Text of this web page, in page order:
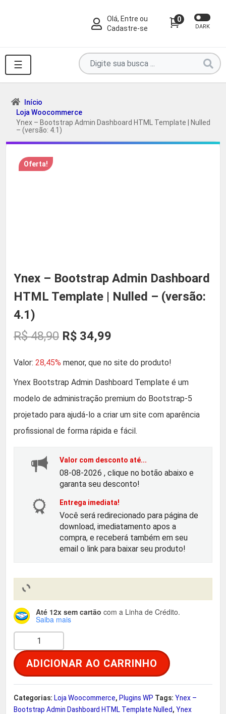
Olá, Entre ou
Cadastre-se
0
DARK
☰
Pesquise
por
produtos
...
Início
Loja Woocommerce
Ynex – Bootstrap Admin Dashboard HTML Template | Nulled
– (versão: 4.1)
Oferta!
Ynex – Bootstrap Admin Dashboard
HTML Template | Nulled – (versão:
4.1)
R$48,90 O
p
r
ç
o
o
r
i
g
i
n
a
l
e
r
R$ 34,99
p
r
ç
o
a
t
u
a
l
é
R
$
Valor: 28,45% menor, que no site do produto!
Ynex Bootstrap Admin Dashboard Template é um
modelo de administração premium do Bootstrap-5
projetado para ajudá-lo a criar um site com aparência
profissional de forma rápida e fácil.
Valor com desconto até...
08-08-2026 , clique no botão abaixo e
garanta seu desconto!
Entrega imediata!
Você será redirecionado para página de
download, imediatamento apos a
compra, e receberá também em seu
email o link para baixar seu produto!
Até 12x sem cartão com a Linha de Crédito.
Saiba mais
n
e
–
B
ADICIONAR AO CARRINHO
Categorias: Loja Woocommerce, Plugins WP Tags: Ynex –
Bootstrap Admin Dashboard HTML Template Nulled, Ynex